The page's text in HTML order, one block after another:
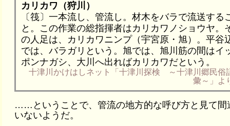
カリカワ（狩川）
〔筏〕一本流し、管流し。材木をバラで流送する
と。この作業の総指揮者はカリカワノショウヤ。
の人足は、カリカワニンプ（宇宮原・旭）。平谷
では、バラガリという。旭では、旭川筋の間はイ
ポンナガシ、大川へ出ればカリカワだという。
十津川かけはしネット「十津川探検 ～十津川郷民俗
彙～」よ
……ということで、管流の地方的な呼び方と見て間
いないようだ。